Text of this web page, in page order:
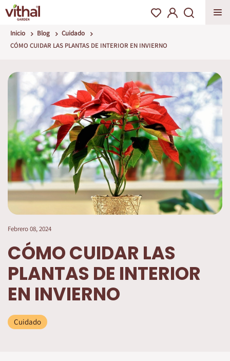
Inicio Blog
Cuidado
CÓMO CUIDAR LAS PLANTAS DE INTERIOR EN INVIERNO
Febrero 08, 2024
CÓMO CUIDAR LAS
PLANTAS DE INTERIOR
EN INVIERNO
Cuidado